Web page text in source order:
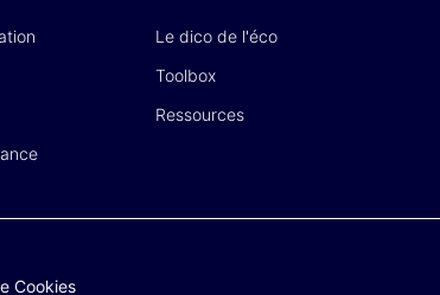
Le dico de l'éco
Toolbox
Ressources
Cookies